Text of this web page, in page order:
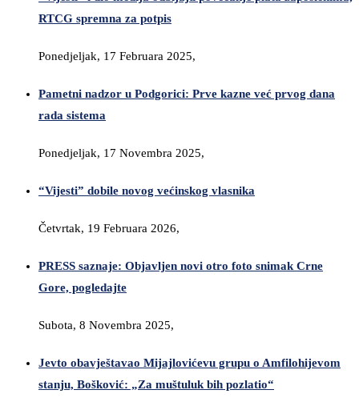
RTCG spremna za potpis
Ponedjeljak, 17 Februara 2025,
Pametni nadzor u Podgorici: Prve kazne već prvog dana
rada sistema
Ponedjeljak, 17 Novembra 2025,
“Vijesti” dobile novog većinskog vlasnika
Četvrtak, 19 Februara 2026,
PRESS saznaje: Objavljen novi otro foto snimak Crne
Gore, pogledajte
Subota, 8 Novembra 2025,
Jevto obavještavao Mijajlovićevu grupu o Amfilohijevom
stanju, Bošković: „Za muštuluk bih pozlatio“